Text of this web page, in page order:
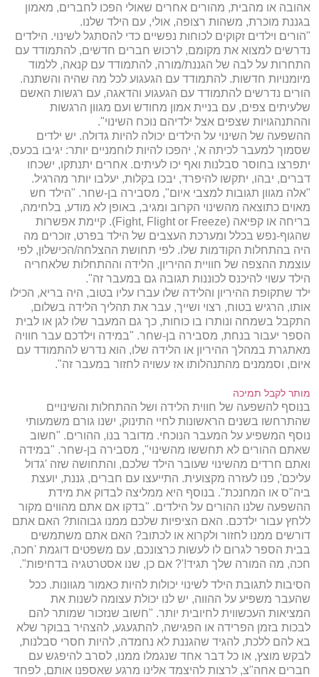
אהובה או מהבית, מהורים אחרים שאולי הפכו לחברים, מאמון
בגננת מוכרת, משהות רצופה, אולי, עם הילד שלנו.
"הורים וילדים זקוקים לכוחות נפשיים כדי להסתגל לשינוי. הילדים
נדרשים למצוא את מקומם, לרכוש חברים חדשים, להתמודד עם
התחרות על לבה של הגננת/מורה, להתמודד עם קנאה, ללמוד
מיומנויות חדשות. להתמודד עם הגעגוע לכל מה שהיה והשתנה.
הורים נדרשים להתמודד עם הגעגוע והדאגה, עם רגשות האשם
שלעיתים צפים, עם בניית אמון מחודש ועם מגוון הרגשות
וההתנהגויות שצפים אצל ילדיהם נוכח השינוי".
ההשפעה של השינוי על הילדים יכולה להיות גדולה. יש ילדים
שסמוך למעבר לכיתה א', יהפכו להיות לוחמניים יותר: יגיבו בכעס,
יתפרצו בחוסר סבלנות ואף יכו לעיתים. אחרים יתנתקו, ישכחו
דברים, יבהו, יתקשו להיפרד, יבכו בקלות, יעלבו יותר מהרגיל.
"אלה מגוון תגובות למצבי איום", מסבירה בן-שחר. "הילד חש
מאוים כתוצאה מהשינוי הקרוב ומגיב, באופן לא מודע, בלחימה,
בריחה או קפיאה (Fight, Flight or Freeze). קיימת אפשרות
שהגוף-נפש בכלל ומערכת העצבים של הילד בפרט, זוכרים מה
היה בהתחלות הקודמות שלו. לפי תחושת ההצלחה/הכישלון, לפי
עוצמת ההצפה של חוויית ההיריון, הלידה וההתחלות שלאחריה
הילד עשוי להיכנס לכוננות תגובה גם במעבר זה".
ילד שתקופת ההיריון והלידה שלו עברו עליו בטוב, היה בריא, הכילו
אותו, הרגיש בטוח, רצוי ושייך, עבר את תהליך הלידה בשלום,
התקבל בשמחה ונותרו בו כוחות, כך גם המעבר שלו לגן או לבית
הספר יעבור בנחת, מסבירה בן-שחר. "במידה וילדכם עבר חוויה
מאתגרת במהלך ההיריון או הלידה שלו, הוא נדרש להתמודד עם
איום, וסממנים מהתנהלותו אז עשויה לחזור במעבר זה".
מותר לקבל תמיכה
בנוסף להשפעה של חווית הלידה ושל ההתחלות והשינויים
שהתרחשו בשנים הראשונות לחיי התינוק, ישנו גורם משמעותי
נוסף המשפיע על המעבר הנוכחי. מדובר בנו, ההורים. "חשוב
שאתם ההורים לא תחששו מהשינוי", מסבירה בן-שחר. "במידה
ואתם חרדים מהשינוי שעובר הילד שלכם, והתחושה שזה 'גדול
עליכם', פנו לעזרה מקצועית. התייעצו עם חברים, גננת, יועצת
ביה"ס או המחנכת". בנוסף היא ממליצה לבדוק את מידת
ההשפעה שלנו ההורים על הילדים. "בדקו אם אתם מהווים מקור
ללחץ עבור ילדכם. האם הציפיות שלכם ממנו גבוהות? האם אתם
דורשים ממנו לחזור ולקרוא או לכתוב? האם אתם משתמשים
בבית הספר לגרום לו לעשות כרצונכם, עם משפטים דוגמת 'חכה,
חכה, מה המורה שלך תגיד!'? אם כן, שנו אסטרטגיה בדחיפות".
הסיבות לתגובת הילד לשינוי יכולות להיות כאמור מגוונות. ככל
שהעבר משפיע על ההווה, יש לנו יכולת עצומה לשנות את
המציאות העכשווית לחיובית יותר. "חשוב שנזכור שמותר להם
לבכות בזמן הפרידה או הפגישה, להתגעגע, להצהיר בבוקר שלא
בא להם ללכת, להגיד שהגננת לא נחמדה, להיות חסרי סבלנות,
לבקש מוצץ, או כל דבר אחד שנגמלו ממנו, לסרב להיפגש עם
חברים אחה"צ, לרצות להיצמד אלינו מרגע שאספנו אותם, לפחד